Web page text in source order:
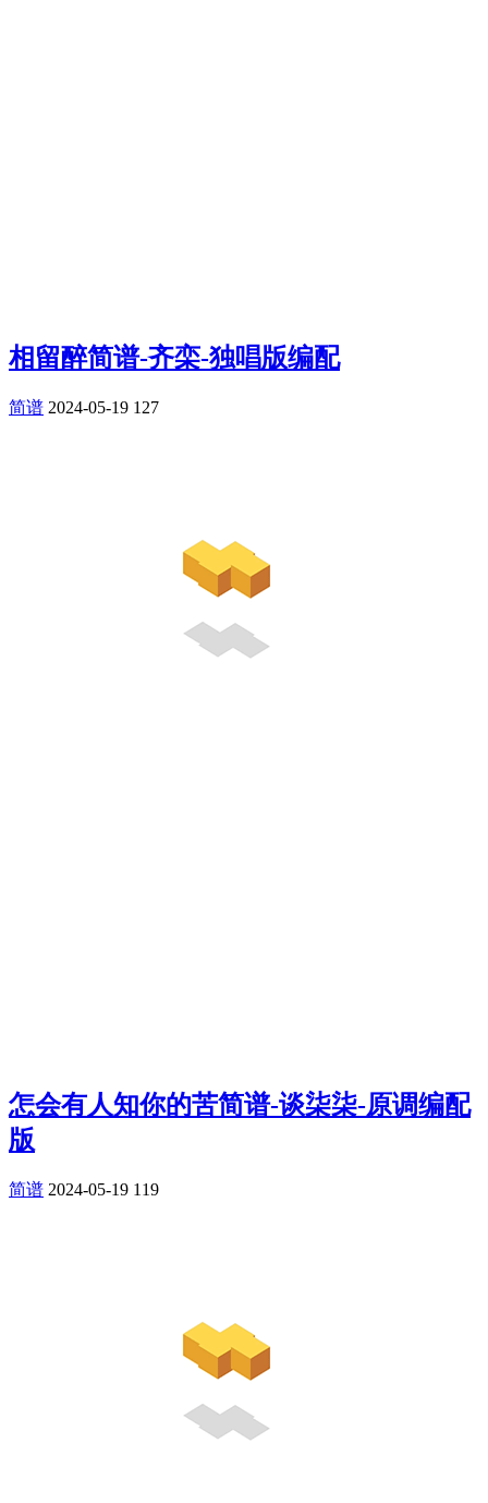
相留醉简谱-齐栾-独唱版编配
简谱 2024-05-19 127
怎会有人知你的苦简谱-谈柒柒-原调编配
版
简谱 2024-05-19 119